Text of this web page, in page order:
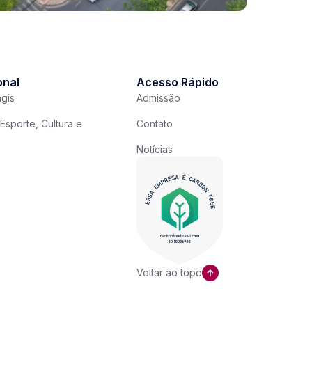
Cultura e
Acesso Rápido
Admissão
Contato
Notícias
Voltar ao topo